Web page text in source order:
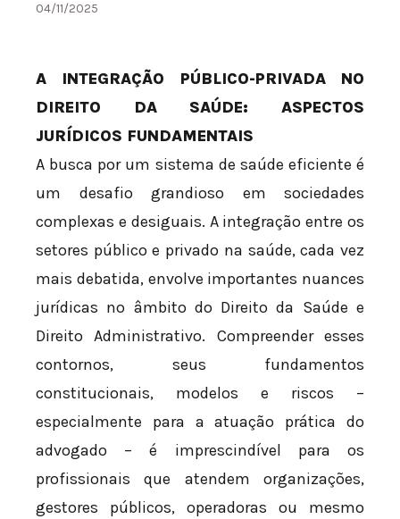
04/11/2025
A INTEGRAÇÃO PÚBLICO-PRIVADA NO
DIREITO DA SAÚDE: ASPECTOS
JURÍDICOS FUNDAMENTAIS
A busca por um sistema de saúde eficiente é
um desafio grandioso em sociedades
complexas e desiguais. A integração entre os
setores público e privado na saúde, cada vez
mais debatida, envolve importantes nuances
jurídicas no âmbito do Direito da Saúde e
Direito Administrativo. Compreender esses
contornos, seus fundamentos
constitucionais, modelos e riscos –
especialmente para a atuação prática do
advogado – é imprescindível para os
profissionais que atendem organizações,
gestores públicos, operadoras ou mesmo